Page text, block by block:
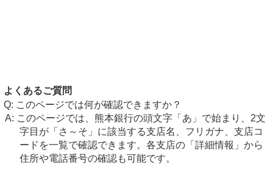
よくあるご質問
このページでは何が確認できますか？
このページでは、熊本銀行の頭文字「あ」で始まり、2文
字目が「さ～そ」に該当する支店名、フリガナ、支店コ
ードを一覧で確認できます。各支店の「詳細情報」から
住所や電話番号の確認も可能です。